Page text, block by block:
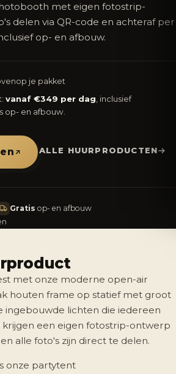
met eigen fotostrip-
delen via QR-code en achteraf per
op- en afbouw.
je pakket
vanaf €349 per dag , inclusief
op- en afbouw.
ALLE HUURPRODUCTEN
Gratis op- en afbouw
met onze moderne open-air
houten frame op statief met groot
ingebouwde lichten die iedereen
krijgen een eigen fotostrip-ontwerp
alle foto's zijn direct te delen.
onze partytent